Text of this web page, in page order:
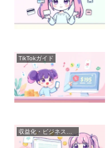
TikTokガイド